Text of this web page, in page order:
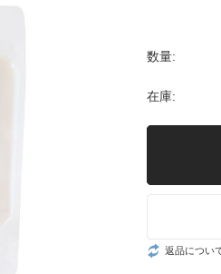
数量:
在庫:
返品につい